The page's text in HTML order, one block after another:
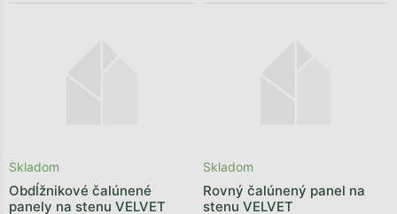
Obdĺžnikové čalúnené
panely na stenu VELVET
Skladom
Rovný čalúnený panel na
stenu VELVET
Skladom